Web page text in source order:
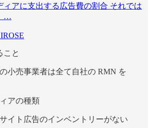
ィアに支出する広告費の割合 それでは
…
こと
小売事業者は全て自社の RMN を
アの種類
イト広告のインベントリーがない